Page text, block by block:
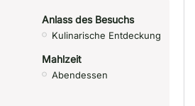
Anlass des Besuchs
Kulinarische Entdeckung
Mahlzeit
Abendessen